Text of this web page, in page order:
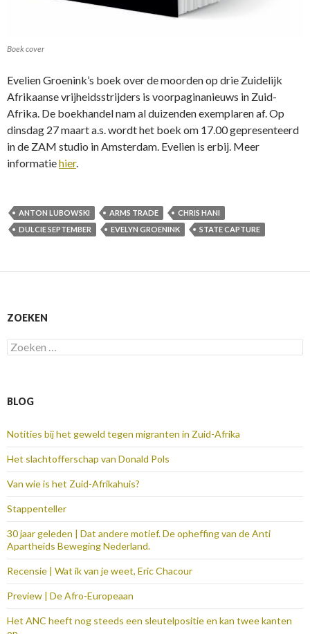
Boek cover
Evelien Groenink’s boek over de moorden op drie Zuidelijk
Afrikaanse vrijheidsstrijders is voorpaginanieuws in Zuid-
Afrika. De boekhandel nam al duizenden exemplaren af. Op
dinsdag 27 maart a.s. wordt het boek om 17.00 gepresenteerd
in de ZAM studio in Amsterdam. Evelien is erbij. Meer
informatiehier.
ANTON LUBOWSKI ARMS TRADE
CHRIS HANI
DULCIE SEPTEMBER
EVELYN GROENINK STATE CAPTURE
ZOEKEN
Zoeken
naar:
BLOG
Notities bij het geweld tegen migranten in Zuid-Afrika
Het slachtofferschap van Donald Pols
Van wie is het Zuid-Afrikahuis?
Stappenteller
30 jaar geleden | Dat andere motief. De opheffing van de Anti
Apartheids Beweging Nederland.
Recensie | Wat ik van je weet, Eric Chacour
Preview | De Afro-Europeaan
Het ANC heeft nog steeds een sleutelpositie en kan twee kanten